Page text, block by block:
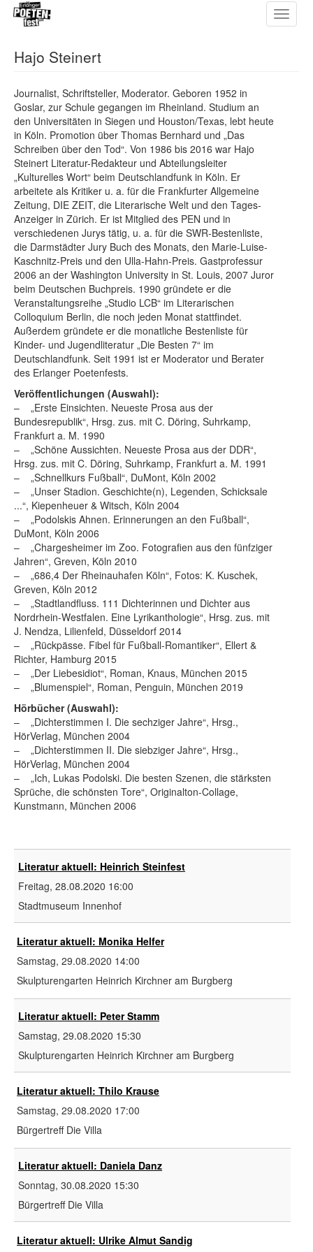
Direkt
Inhalt
Toggle
Hajo Steinert
Journalist, Schriftsteller, Moderator. Geboren 1952 in
Goslar, zur Schule gegangen im Rheinland. Studium an
den Universitäten in Siegen und Houston/Texas, lebt heute
in Köln. Promotion über Thomas Bernhard und „Das
Schreiben über den Tod“. Von 1986 bis 2016 war Hajo
Steinert Literatur-Redakteur und Abteilungsleiter
„Kulturelles Wort“ beim Deutschlandfunk in Köln. Er
arbeitete als Kritiker u. a. für die Frankfurter Allgemeine
Zeitung, DIE ZEIT, die Literarische Welt und den Tages-
Anzeiger in Zürich. Er ist Mitglied des PEN und in
verschiedenen Jurys tätig, u. a. für die SWR-Bestenliste,
die Darmstädter Jury Buch des Monats, den Marie-Luise-
Kaschnitz-Preis und den Ulla-Hahn-Preis. Gastprofessur
2006 an der Washington University in St. Louis, 2007 Juror
beim Deutschen Buchpreis. 1990 gründete er die
Veranstaltungsreihe „Studio LCB“ im Literarischen
Colloquium Berlin, die noch jeden Monat stattfindet.
Außerdem gründete er die monatliche Bestenliste für
Kinder- und Jugendliteratur „Die Besten 7“ im
Deutschlandfunk. Seit 1991 ist er Moderator und Berater
des Erlanger Poetenfests.
Veröffentlichungen (Auswahl):
– „Erste Einsichten. Neueste Prosa aus der
Bundesrepublik“, Hrsg. zus. mit C. Döring, Suhrkamp,
Frankfurt a. M. 1990
– „Schöne Aussichten. Neueste Prosa aus der DDR“,
Hrsg. zus. mit C. Döring, Suhrkamp, Frankfurt a. M. 1991
– „Schnellkurs Fußball“, DuMont, Köln 2002
– „Unser Stadion. Geschichte(n), Legenden, Schicksale
...“, Kiepenheuer & Witsch, Köln 2004
– „Podolskis Ahnen. Erinnerungen an den Fußball“,
DuMont, Köln 2006
– „Chargesheimer im Zoo. Fotografien aus den fünfziger
Jahren“, Greven, Köln 2010
– „686,4 Der Rheinauhafen Köln“, Fotos: K. Kuschek,
Greven, Köln 2012
– „Stadtlandfluss. 111 Dichterinnen und Dichter aus
Nordrhein-Westfalen. Eine Lyrikanthologie“, Hrsg. zus. mit
J. Nendza, Lilienfeld, Düsseldorf 2014
– „Rückpässe. Fibel für Fußball-Romantiker“, Ellert &
Richter, Hamburg 2015
– „Der Liebesidiot“, Roman, Knaus, München 2015
– „Blumenspiel“, Roman, Penguin, München 2019
Hörbücher (Auswahl):
– „Dichterstimmen I. Die sechziger Jahre“, Hrsg.,
HörVerlag, München 2004
– „Dichterstimmen II. Die siebziger Jahre“, Hrsg.,
HörVerlag, München 2004
– „Ich, Lukas Podolski. Die besten Szenen, die stärksten
Sprüche, die schönsten Tore“, Originalton-Collage,
Kunstmann, München 2006
Literatur aktuell: Heinrich Steinfest
Freitag, 28.08.2020 16:00
Stadtmuseum Innenhof
Literatur aktuell: Monika Helfer
Samstag, 29.08.2020 14:00
Skulpturengarten Heinrich Kirchner am Burgberg
Literatur aktuell: Peter Stamm
Samstag, 29.08.2020 15:30
Skulpturengarten Heinrich Kirchner am Burgberg
Literatur aktuell: Thilo Krause
Samstag, 29.08.2020 17:00
Bürgertreff Die Villa
Literatur aktuell: Daniela Danz
Sonntag, 30.08.2020 15:30
Bürgertreff Die Villa
Literatur aktuell: Ulrike Almut Sandig